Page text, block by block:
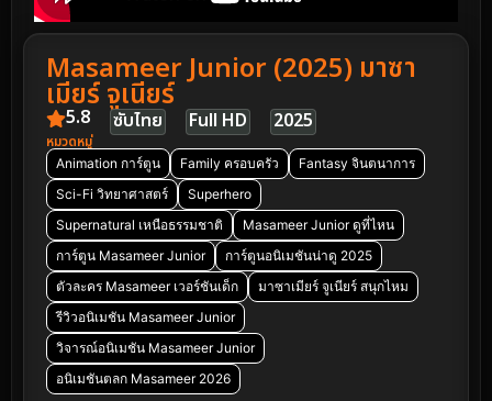
Masameer Junior (2025) มาซา
เมียร์ จูเนียร์
5.8 ซับไทย Full HD 2025
หมวดหมู่
Animation การ์ตูน Family ครอบครัว
Fantasy จินตนาการ
Sci-Fi วิทยาศาสตร์
Superhero
Supernatural เหนือธรรมชาติ
Masameer Junior ดูที่ไหน
การ์ตูน Masameer Junior
การ์ตูนอนิเมชันน่าดู 2025
ตัวละคร Masameer เวอร์ชันเด็ก
มาซาเมียร์ จูเนียร์ สนุกไหม
รีวิวอนิเมชัน Masameer Junior
วิจารณ์อนิเมชัน Masameer Junior
อนิเมชันตลก Masameer 2026